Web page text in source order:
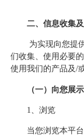
二、信息收集
为实现向您提
们收集、使用必要
使用我们的产品及/
（一）向您展
1、浏览
当您浏览本平